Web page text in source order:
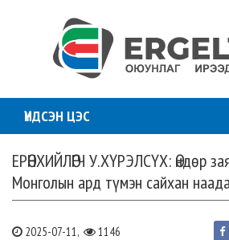
ҮНДСЭН ЦЭС
ЕРӨНХИЙЛӨГЧ У.ХҮРЭЛСҮХ: Өндөр
Монголын ард түмэн сайхан
2025-07-11, 1146